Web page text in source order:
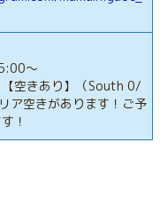
〜
空きあり】（South 0/
ア空きがあります！ご予
！